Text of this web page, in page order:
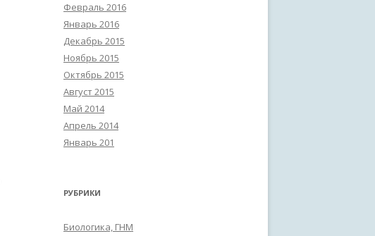
Февраль 2016
Январь 2016
Декабрь 2015
Ноябрь 2015
Октябрь 2015
Август 2015
Май 2014
Апрель 2014
Январь 201
РУБРИКИ
Биологика, ГНМ